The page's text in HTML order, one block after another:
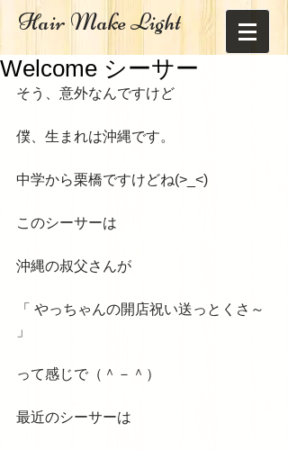
Hair Make Light
Welcome シーサー
そう、意外なんですけど
僕、生まれは沖縄です。
中学から栗橋ですけどね(>_<)
このシーサーは
沖縄の叔父さんが
「 やっちゃんの開店祝い送っとくさ～
」
って感じで（＾－＾）
最近のシーサーは